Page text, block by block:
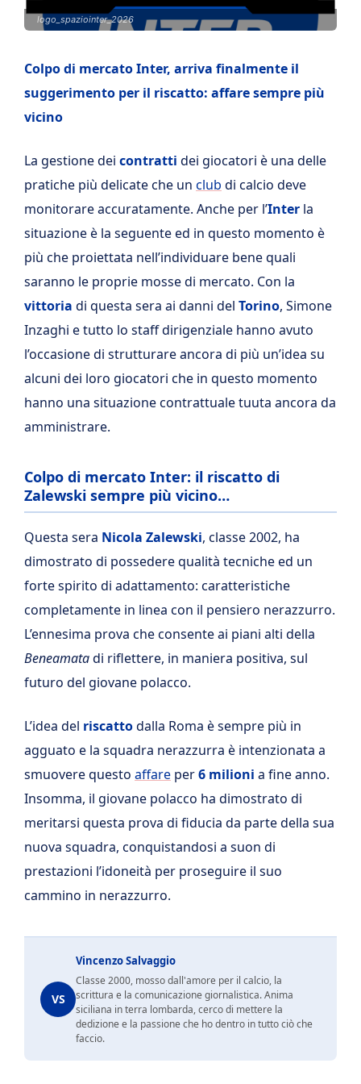
logo_spaziointer_2026
Colpo di mercato Inter, arriva finalmente il
suggerimento per il riscatto: affare sempre più
vicino
La gestione dei contratti dei giocatori è una delle
pratiche più delicate che un club di calcio deve
monitorare accuratamente. Anche per l’Inter la
situazione è la seguente ed in questo momento è
più che proiettata nell’individuare bene quali
saranno le proprie mosse di mercato. Con la
vittoria di questa sera ai danni del Torino, Simone
Inzaghi e tutto lo staff dirigenziale hanno avuto
l’occasione di strutturare ancora di più un’idea su
alcuni dei loro giocatori che in questo momento
hanno una situazione contrattuale tuuta ancora da
amministrare.
Colpo di mercato Inter: il riscatto di
Zalewski sempre più vicino…
Questa sera Nicola Zalewski, classe 2002, ha
dimostrato di possedere qualità tecniche ed un
forte spirito di adattamento: caratteristiche
completamente in linea con il pensiero nerazzurro.
L’ennesima prova che consente ai piani alti della
Beneamatadi riflettere, in maniera positiva, sul
futuro del giovane polacco.
L’idea del riscattodalla Roma è sempre più in
agguato e la squadra nerazzurra è intenzionata a
smuovere questo affare per6 milioni a fine anno.
Insomma, il giovane polacco ha dimostrato di
meritarsi questa prova di fiducia da parte della sua
nuova squadra, conquistandosi a suon di
prestazioni l’idoneità per proseguire il suo
cammino in nerazzurro.
VS
Vincenzo Salvaggio
Classe 2000, mosso dall'amore per il calcio, la
scrittura e la comunicazione giornalistica. Anima
siciliana in terra lombarda, cerco di mettere la
dedizione e la passione che ho dentro in tutto ciò che
faccio.